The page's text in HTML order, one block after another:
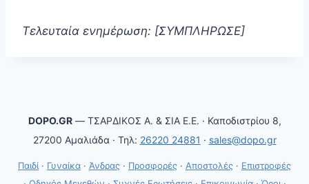
Τελευταία ενημέρωση: [ΣΥΜΠΛΗΡΩΣΕ]
DOPO.GR— ΤΣΑΡΔΙΚΟΣ Α. & ΣΙΑ Ε.Ε. · Καποδιστρίου 8,
27200 Αμαλιάδα · Τηλ: 26220 24881 · sales@dopo.gr
Παιδί · Γυναίκα · Άνδρας · Προσφορές · Αποστολές · Επιστροφές